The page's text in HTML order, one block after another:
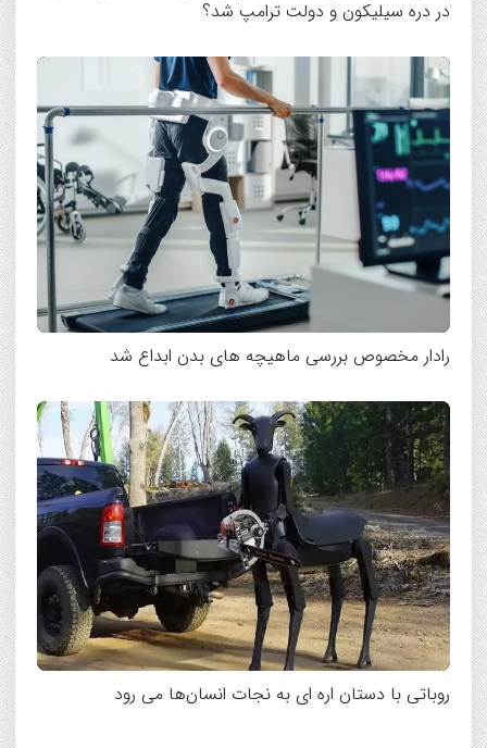
در دره سیلیکون و دولت ترامپ شد؟
رادار مخصوص بررسی ماهیچه های بدن ابداع شد
روباتی با دستان اره ای به نجات انسان‌ها می رود